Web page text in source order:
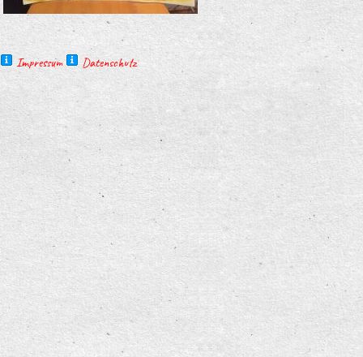
Impressum Datenschutz